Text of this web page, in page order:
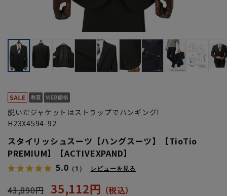
脱いだジャケットはストラップでハンギング!
H23X4594-92
スタイリッシュスーツ【ハングスーツ】【TioTio
PREMIUM】【ACTIVEXPAND】
5.0 （1） レビューを見る
43,890円 35,112円